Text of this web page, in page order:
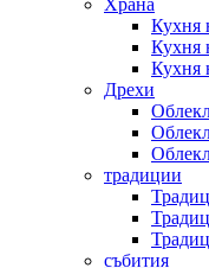
Храна
Кухня
Кухня
Кухня
Дрехи
традиции
събития